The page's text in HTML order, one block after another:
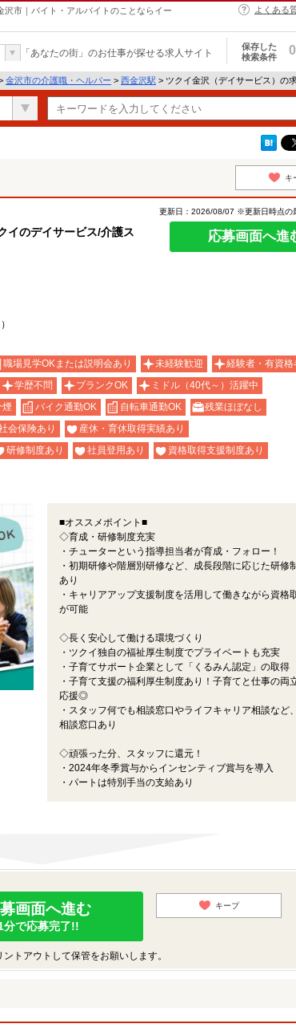
市｜バイト・アルバイトのことならイー
よくある
「あなたの街」のお仕事が探せる求人サイト
保存した
検索条件
0
金沢市の介護職・ヘルパー > 西金沢駅 > ツクイ金沢（デイサービス）の
キ
イのデイサービス/介護ス
更新日：2026/08/07 ※更新日時点の
応募画面へ進
職場見学OKまたは説明会あり 未経験歓迎
経験者・有資格
学歴不問 ブランクOK
ミドル（40代～）活躍中
煙 バイク通勤OK 自転車通勤OK
残業ほぼなし
会保険あり
産休・育休取得実績あり
研修制度あり 社員登用あり
資格取得支援制度あり
■オススメポイント■
◇育成・研修制度充実
・チューターという指導担当者が育成・フォロー！
・初期研修や階層別研修など、成長段階に応じた研修
あり
・キャリアアップ支援制度を活用して働きながら資格
が可能
◇長く安心して働ける環境づくり
・ツクイ独自の福祉厚生制度でプライベートも充実
・子育てサポート企業として「くるみん認定」の取得
・子育て支援の福利厚生制度あり！子育てと仕事の両
応援◎
・スタッフ何でも相談窓口やライフキャリア相談など
相談窓口あり
◇頑張った分、スタッフに還元！
・2024年冬季賞与からインセンティブ賞与を導入
・パートは特別手当の支給あり
画面へ進む
分で応募完了!!
キープ
トアウトして保管をお願いします。